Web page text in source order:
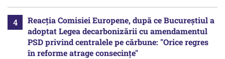
Reacția Comisiei Europene, după ce Bucureștiul a
adoptat Legea decarbonizării cu amendamentul
PSD privind centralele pe cărbune: "Orice regres
în reforme atrage consecințe"